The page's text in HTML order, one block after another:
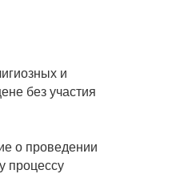
и
без участия
о проведении
процессу